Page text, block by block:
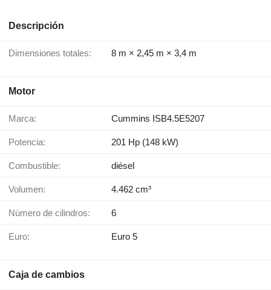
Descripción
Dimensiones totales: 8 m × 2,45 m × 3,4 m
Motor
Marca: Cummins ISB4.5E5207
Potencia: 201 Hp (148 kW)
Combustible: diésel
Volumen: 4.462 cm³
Número de cilindros: 6
Euro: Euro 5
Caja de cambios